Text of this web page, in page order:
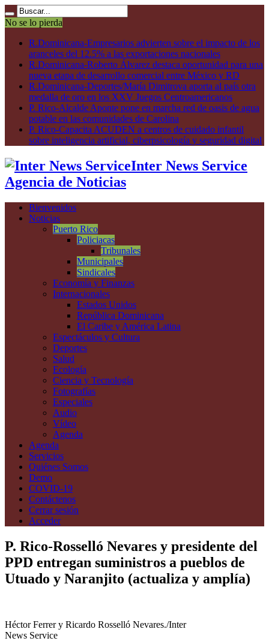
No se lo pierda
R.Dominicana-Empresarios advierten sobre el impacto de los
aranceles del 12.5% a las exportaciones nacionales
R.Dominicana-Roberto Álvarez destaca oportunidad para una
nueva etapa de desarrollo comercial entre México y RD
R.Dominicana-Deportes/María Dimitrova aporta al país otra
medalla de oro en los XXV Juegos Centroamericanos
P. Rico-Alcalde Aponte pone en marcha red de oasis de agua
potable en las comunidades de Carolina
P. Rico-Capacita ACUDEN a centros de cuidado infantil
sobre inteligencia artificial, ciberpsicología y seguridad digital
Inter News Service
Agencia de Noticias
Bienvenidos
Noticias
Puerto Rico
Policiacas
Tribunales
Municipales
Sindicales
Economía y Finanzas
Internacionales
Estados Unidos
República Dominicana
El Caribe y América Latina
Espectáculos y Cultura
Deportes
Salud
Ecología
Ciencia y Tecnología
Fotografías
Especiales
Audio
Vídeo
Agenda
Agenda
Servicios
Quiénes Somos
Demo
COVID-19
Contáctenos
Cerrar sesión
Acceder
P. Rico-Rosselló Nevares y presidente del
PPD entregan suministros a pueblos de
Utuado y Naranjito (actualiza y amplía)
Héctor Ferrer y Ricardo Rosselló Nevares./Inter
News Service